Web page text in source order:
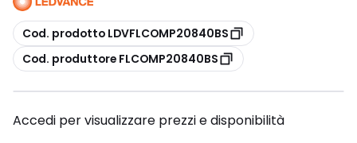
copia
Cod. prodotto LDVFLCOMP20840BS
copia
Cod. produttore FLCOMP20840BS
Accedi per visualizzare prezzi e disponibilità